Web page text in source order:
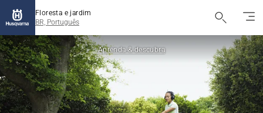
Floresta e jardim
BR, Português
Aprenda & descubra